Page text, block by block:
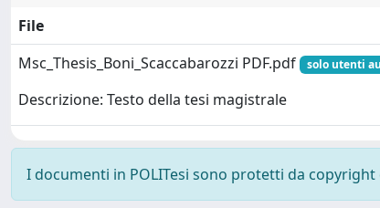
File
Msc_Thesis_Boni_Scaccabarozzi PDF.pdf
solo utenti
Descrizione: Testo della tesi magistrale
I documenti in POLITesi sono protetti da